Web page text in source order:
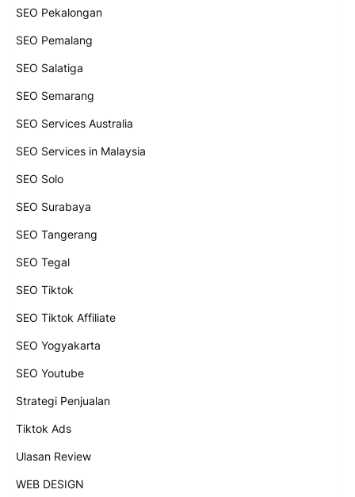
SEO Pekalongan
SEO Pemalang
SEO Salatiga
SEO Semarang
SEO Services Australia
SEO Services in Malaysia
SEO Solo
SEO Surabaya
SEO Tangerang
SEO Tegal
SEO Tiktok
SEO Tiktok Affiliate
SEO Yogyakarta
SEO Youtube
Strategi Penjualan
Tiktok Ads
Ulasan Review
WEB DESIGN